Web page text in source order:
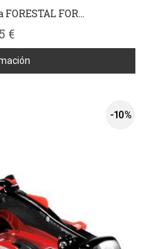
FOR...
€
-10 %